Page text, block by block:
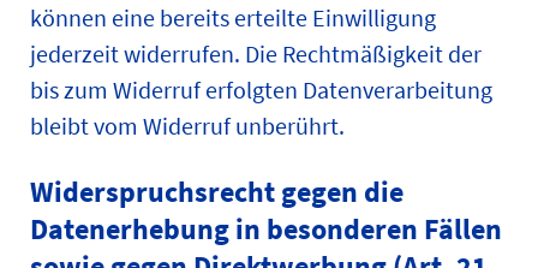
können eine bereits erteilte Einwilligung
jederzeit widerrufen. Die Rechtmäßigkeit der
bis zum Widerruf erfolgten Datenverarbeitung
bleibt vom Widerruf unberührt.
Widerspruchsrecht gegen die
Datenerhebung in besonderen Fällen